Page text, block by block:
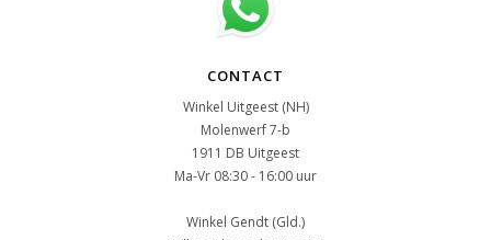
CONTACT
Winkel Uitgeest (NH)
Molenwerf 7-b
1911 DB Uitgeest
Ma-Vr 08:30 - 16:00 uur
Winkel Gendt (Gld.)